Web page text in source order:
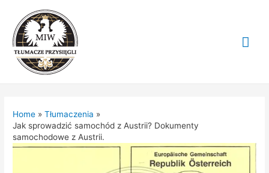
Home
Tłumaczenia
Jak sprowadzić samochód z Austrii? Dokumenty
samochodowe z Austrii.